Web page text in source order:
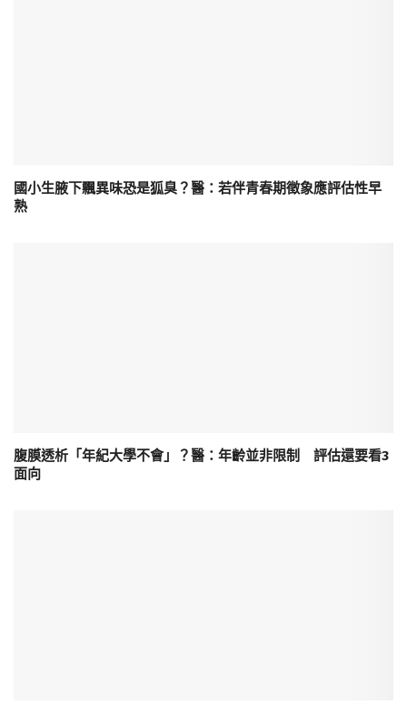
國小生腋下飄異味恐是狐臭？醫：若伴青春期徵象應評估性早
熟
腹膜透析「年紀大學不會」？醫：年齡並非限制 評估還要看3
面向